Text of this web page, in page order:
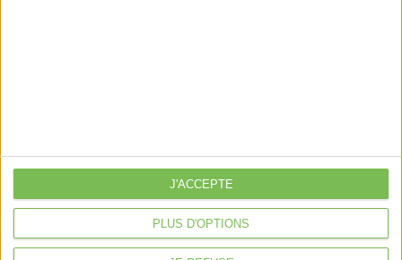
PLUS D'OPTIONS
J'ACCEPTE
Déclaration Impôt sur le Revenu
Loueur en Meublé